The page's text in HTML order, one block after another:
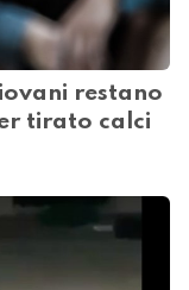
restano
tirato calci